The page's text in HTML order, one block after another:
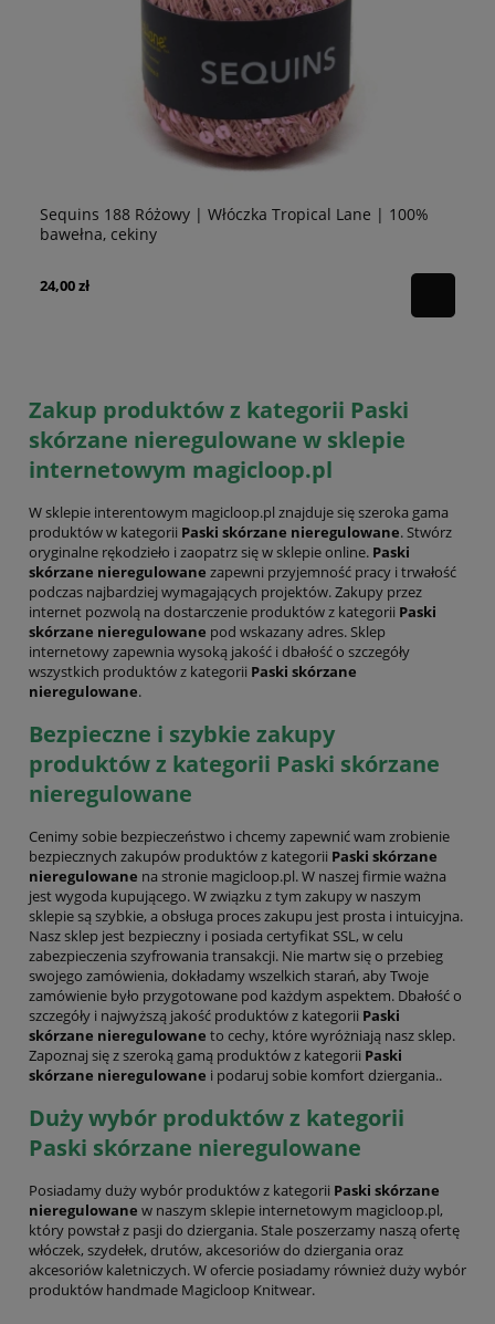
Sequins 188 Różowy | Włóczka Tropical Lane | 100%
bawełna, cekiny
24,00 zł
Zakup produktów z kategorii Paski
skórzane nieregulowane w sklepie
internetowym magicloop.pl
W sklepie interentowym magicloop.pl znajduje się szeroka gama
produktów w kategorii Paski skórzane nieregulowane. Stwórz
oryginalne rękodzieło i zaopatrz się w sklepie online. Paski
skórzane nieregulowane zapewni przyjemność pracy i trwałość
podczas najbardziej wymagających projektów. Zakupy przez
internet pozwolą na dostarczenie produktów z kategorii Paski
skórzane nieregulowane pod wskazany adres. Sklep
internetowy zapewnia wysoką jakość i dbałość o szczegóły
wszystkich produktów z kategorii Paski skórzane
nieregulowane.
Bezpieczne i szybkie zakupy
produktów z kategorii Paski skórzane
nieregulowane
Cenimy sobie bezpieczeństwo i chcemy zapewnić wam zrobienie
bezpiecznych zakupów produktów z kategorii Paski skórzane
nieregulowane na stronie magicloop.pl. W naszej firmie ważna
jest wygoda kupującego. W związku z tym zakupy w naszym
sklepie są szybkie, a obsługa proces zakupu jest prosta i intuicyjna.
Nasz sklep jest bezpieczny i posiada certyfikat SSL, w celu
zabezpieczenia szyfrowania transakcji. Nie martw się o przebieg
swojego zamówienia, dokładamy wszelkich starań, aby Twoje
zamówienie było przygotowane pod każdym aspektem. Dbałość o
szczegóły i najwyższą jakość produktów z kategorii Paski
skórzane nieregulowane to cechy, które wyróżniają nasz sklep.
Zapoznaj się z szeroką gamą produktów z kategorii Paski
skórzane nieregulowane i podaruj sobie komfort dziergania..
Duży wybór produktów z kategorii
Paski skórzane nieregulowane
Posiadamy duży wybór produktów z kategorii Paski skórzane
nieregulowane w naszym sklepie internetowym magicloop.pl,
który powstał z pasji do dziergania. Stale poszerzamy naszą ofertę
włóczek, szydełek, drutów, akcesoriów do dziergania oraz
akcesoriów kaletniczych. W ofercie posiadamy również duży wybór
produktów handmade Magicloop Knitwear.